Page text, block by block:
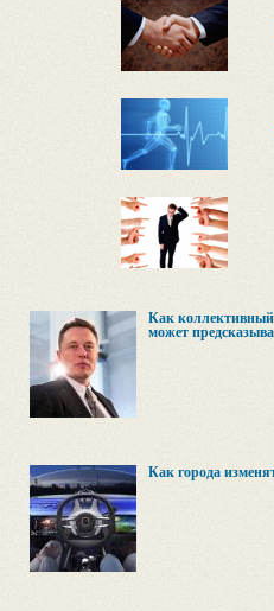
Как коллективный
может
Как города